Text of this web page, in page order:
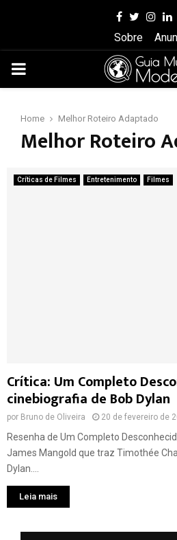
Facebook
Twitter
Sobre
PRIMARY
Home Melhor Roteiro Adaptado
Melhor Roteiro
Críticas de Filmes Entretenimento Filmes
Crítica: Um Completo
cinebiografia de Bob Dylan
por Bruno de Oliveira 20 de fevereiro de
Resenha de Um Completo
James Mangold que traz Timothée
Dylan....
Leia mais